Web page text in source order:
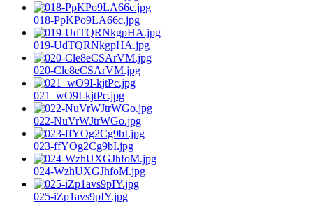
018-PpKPo9LA66c.jpg
019-UdTQRNkgpHA.jpg
020-Cle8eCSArVM.jpg
021_wO9I-kjtPc.jpg
022-NuVrWJtrWGo.jpg
023-ffYOg2Cg9bI.jpg
024-WzhUXGJhfoM.jpg
025-iZp1avs9pIY.jpg